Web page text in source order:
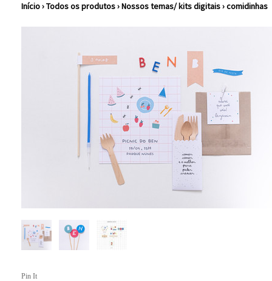
Início›Todos os produtos›Nossos temas/ kits digitais›comidinhas
Pin It